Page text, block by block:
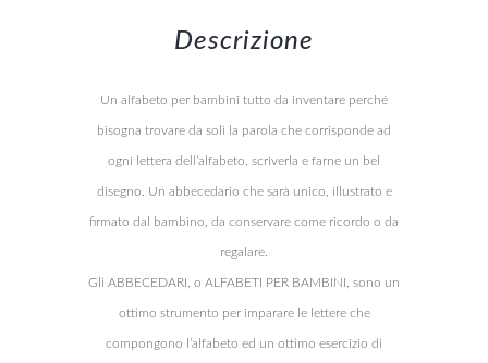
Descrizione
Un alfabeto per bambini tutto da inventare perché
bisogna trovare da soli la parola che corrisponde ad
ogni lettera dell’alfabeto, scriverla e farne un bel
disegno. Un abbecedario che sarà unico, illustrato e
firmato dal bambino, da conservare come ricordo o da
regalare.
Gli ABBECEDARI, o ALFABETI PER BAMBINI, sono un
ottimo strumento per imparare le lettere che
compongono l’alfabeto ed un ottimo esercizio di